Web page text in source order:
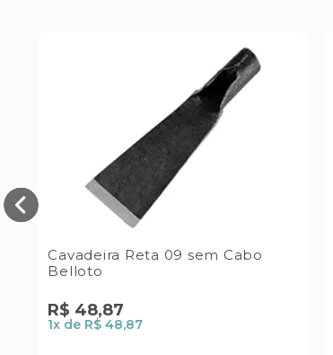
Cavadeira Reta 09 sem Cabo
Belloto
R$ 48,87
1x de R$ 48,87